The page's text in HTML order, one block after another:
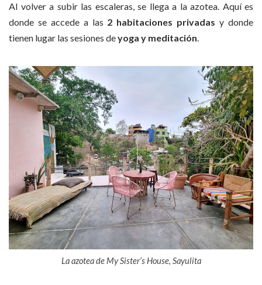
Al volver a subir las escaleras, se llega a la azotea. Aquí es
donde se accede a las 2 habitaciones privadas y donde
tienen lugar las sesiones deyoga y meditación.
La azotea de My Sister’s House, Sayulita